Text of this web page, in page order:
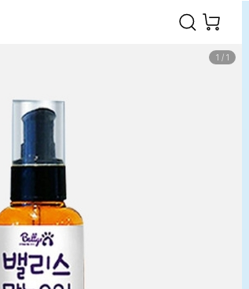
1 / 1